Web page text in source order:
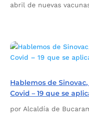
abril de nuevas
Hablemos de
Covid – 19 que se
por Alcaldía de